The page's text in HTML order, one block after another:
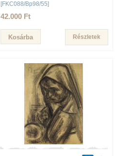
[FKC088/Bp98/55]
42.000 Ft
Részletek